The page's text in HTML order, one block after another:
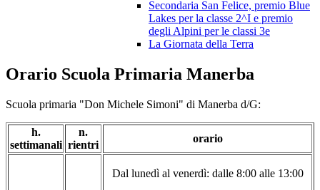
Secondaria San Felice, premio Blue
Lakes per la classe 2^I e premio
degli Alpini per le classi 3e
La Giornata della Terra
Orario Scuola Primaria Manerba
Scuola primaria "Don Michele Simoni" di Manerba d/G: ​
h.
settimanali
n.
rientri
orario
Dal lunedì al venerdì: dalle 8:00 alle 13:00